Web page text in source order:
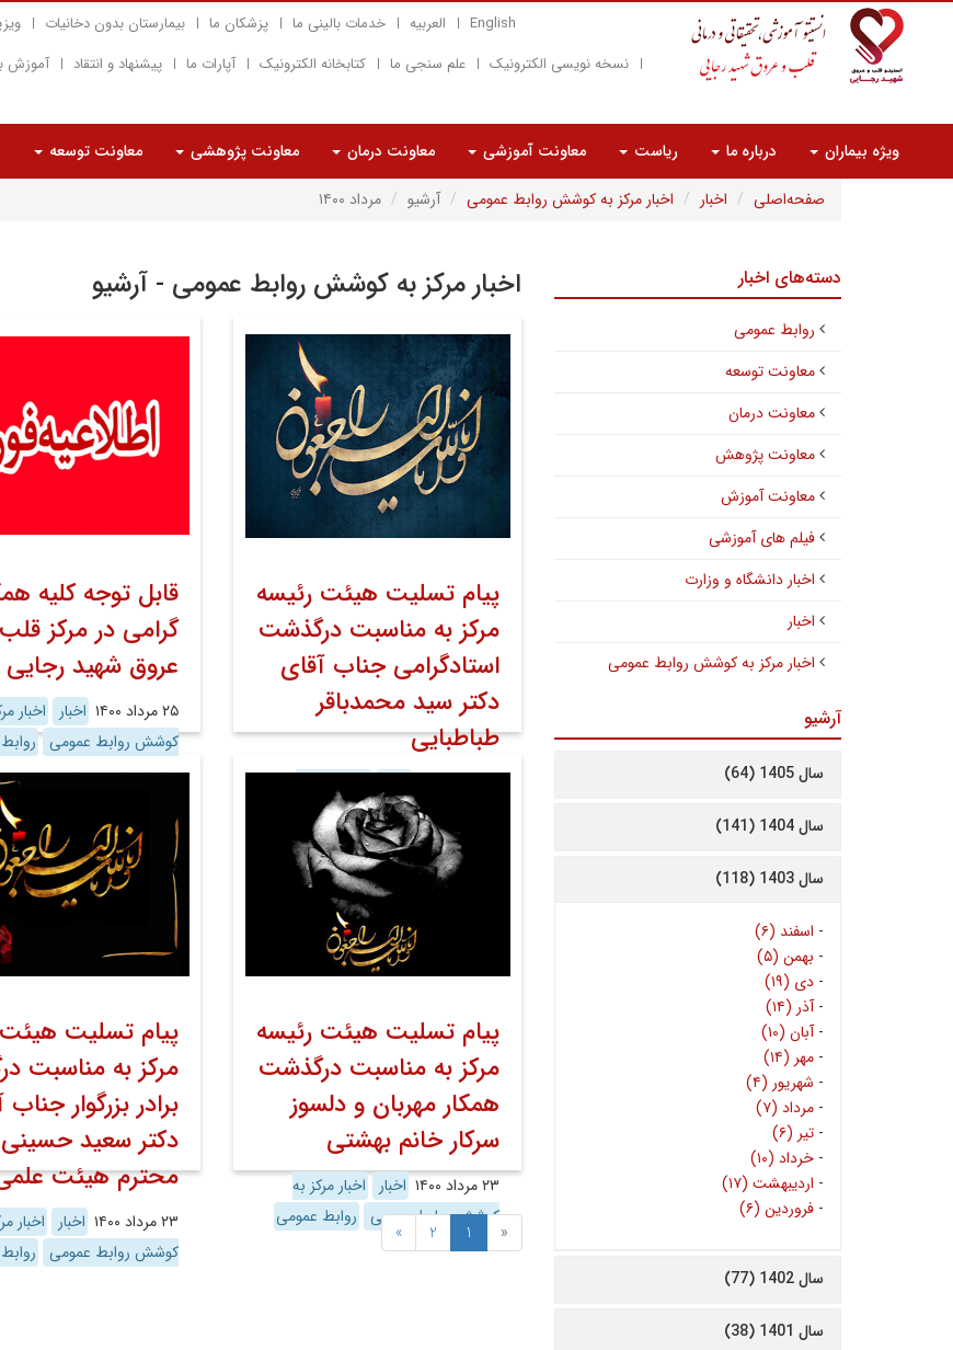
English العربیه خدمات بالینی ما پزشکان ما بیمارستان بدون دخانیات
نسخه نویسی الکترونیک
علم سنجی ما کتابخانه الکترونیک آپارات ما پیشنهاد و انتقاد آموزش
ویژه بیماران درباره ما ریاست معاونت آموزشی معاونت درمان معاونت پژوهشی معاونت توسعه
صفحه‌اصلی
اخبار اخبار مرکز به کوشش روابط عمومی آرشیو مرداد ۱۴۰۰
اخبار مرکز به کوشش روابط عمومی - آرشیو
پیام تسلیت هیئت رئیسه
مرکز به مناسبت درگذشت
استادگرامی جناب آقای
دکتر سید محمدباقر
طباطبایی
کوشش روابط عمومی روابط عمومی
قابل توجه کلیه
گرامی در مرکز
عروق شهید رجایی
۲۵ مرداد ۱۴۰۰ اخبار
اخبار
کوشش روابط عمومی
پیام تسلیت هیئت رئیسه
مرکز به مناسبت درگذشت
همکار مهربان و دلسوز
سرکار خانم بهشتی
۲۳ مرداد ۱۴۰۰ اخبار
اخبار مرکز به
کوشش روابط عمومی روابط عمومی
پیام تسلیت
مرکز به مناسبت
برادر بزرگوار
دکتر سعید
محترم هیئت
۲۳ مرداد ۱۴۰۰ اخبار
اخبار
کوشش روابط عمومی
«
1
2
»
دسته‌های اخبار
روابط عمومی
معاونت توسعه
معاونت درمان
معاونت پژوهش
معاونت آموزش
فیلم های آموزشی
اخبار دانشگاه و وزارت
اخبار
اخبار مرکز به کوشش روابط عمومی
آرشیو
سال 1405 (64)
سال 1404 (141)
سال 1403 (118)
- اسفند (۶)
- بهمن (۵)
- دی (۱۹)
-آذر (۱۴)
-آبان (۱۰)
- مهر (۱۴)
- شهریور (۴)
- مرداد (۷)
- تیر (۶)
- خرداد (۱۰)
- اردیبهشت (۱۷)
- فروردین (۶)
سال 1402 (77)
سال 1401 (38)